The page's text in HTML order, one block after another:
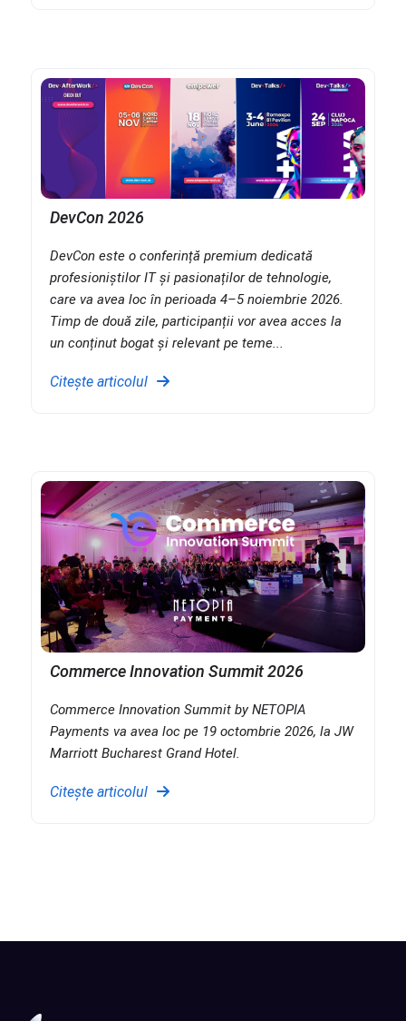
DevCon 2026
DevCon este o conferință premium dedicată
profesioniștilor IT și pasionaților de tehnologie,
care va avea loc în perioada 4–5 noiembrie 2026.
Timp de două zile, participanții vor avea acces la
un conținut bogat și relevant pe teme...
Citește articolul
Commerce Innovation Summit 2026
Commerce Innovation Summit by NETOPIA
Payments va avea loc pe 19 octombrie 2026, la JW
Marriott Bucharest Grand Hotel.
Citește articolul